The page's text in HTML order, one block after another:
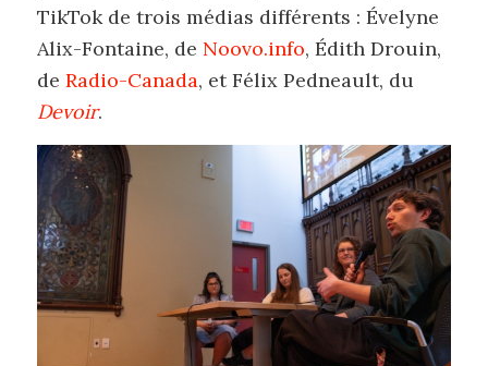
TikTok de trois médias différents : Évelyne
Alix-Fontaine, de Noovo.info, Édith Drouin,
de Radio-Canada, et Félix Pedneault, du
Devoir.